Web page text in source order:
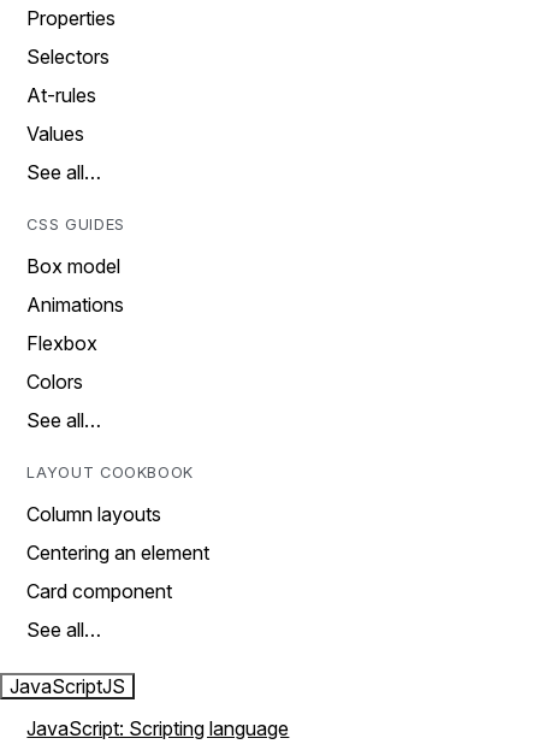
Properties
Selectors
At-rules
Values
See all…
CSS GUIDES
Box model
Animations
Flexbox
Colors
See all…
LAYOUT COOKBOOK
Column layouts
Centering an element
Card component
See all…
JavaScriptJS
JavaScript: Scripting language